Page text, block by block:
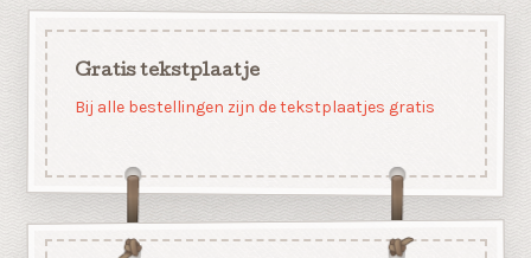
Gratis tekstplaatje
Bij alle bestellingen zijn de tekstplaatjes gratis